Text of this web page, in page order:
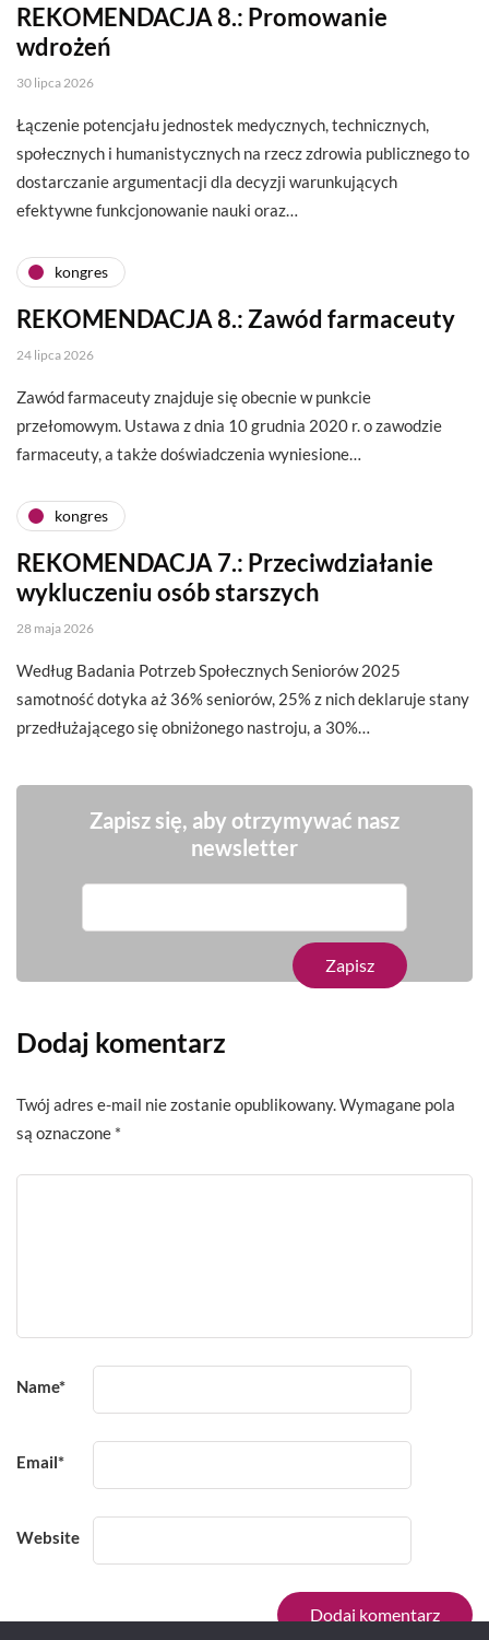
REKOMENDACJA 8.: Promowanie
wdrożeń
30 lipca 2026
Łączenie potencjału jednostek medycznych, technicznych,
społecznych i humanistycznych na rzecz zdrowia publicznego to
dostarczanie argumentacji dla decyzji warunkujących
efektywne funkcjonowanie nauki oraz…
kongres
REKOMENDACJA 8.: Zawód farmaceuty
24 lipca 2026
Zawód farmaceuty znajduje się obecnie w punkcie
przełomowym. Ustawa z dnia 10 grudnia 2020 r. o zawodzie
farmaceuty, a także doświadczenia wyniesione…
kongres
REKOMENDACJA 7.: Przeciwdziałanie
wykluczeniu osób starszych
28 maja 2026
Według Badania Potrzeb Społecznych Seniorów 2025
samotność dotyka aż 36% seniorów, 25% z nich deklaruje stany
przedłużającego się obniżonego nastroju, a 30%…
Zapisz się, aby otrzymywać nasz
newsletter
Dodaj komentarz
Twój adres e-mail nie zostanie opublikowany. Wymagane pola
są oznaczone *
Name*
Email*
Website